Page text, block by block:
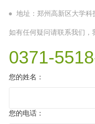
地址：郑州高新区大学科
如有任何疑问请联系我们，
0371-
您的姓名：
您的电话：